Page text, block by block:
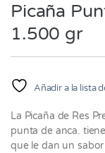
Picaña
1.500 gr
Añadir a la lista
La Picaña de Res
punta de anca.
que le dan un sabor